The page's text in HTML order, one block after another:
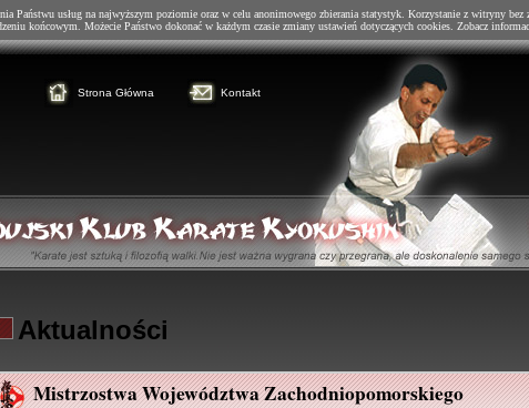
Państwu usług na najwyższym poziomie oraz w celu anonimowego zbierania statystyk. Korzystanie z witryny bez
końcowym. Możecie Państwo dokonać w każdym czasie zmiany ustawień dotyczących cookies. Zobacz
Strona Główna Kontakt
Aktualności
Mistrzostwa Województwa Zachodniopomorskiego